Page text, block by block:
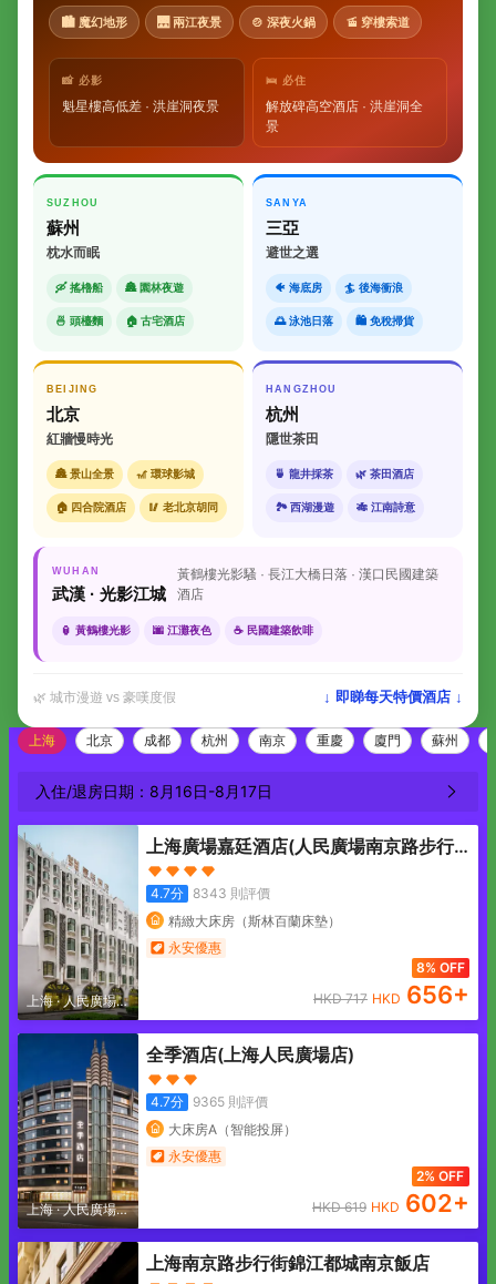
🏙 魔幻地形 🌉 兩江夜景 🍲 深夜火鍋 🚡 穿樓索道
📸 必影
魁星樓高低差 · 洪崖洞夜景
🛌 必住
解放碑高空酒店 · 洪崖洞全
景
SUZHOU
蘇州
枕水而眠
🛶 搖櫓船 🏯 園林夜遊
🍜 頭檯麵 🏠 古宅酒店
SANYA
三亞
避世之選
🐠 海底房 🏄 後海衝浪
🌅 泳池日落 🛍 免稅掃貨
BEIJING
北京
紅牆慢時光
🏯 景山全景 🎢 環球影城
🏠 四合院酒店 🥢 老北京胡同
HANGZHOU
杭州
隱世茶田
🍵 龍井採茶 🌿 茶田酒店
🏞 西湖漫遊 🎋 江南詩意
WUHAN
武漢 · 光影江城
黃鶴樓光影騷 · 長江大橋日落 · 漢口民國建築
酒店
🏮 黃鶴樓光影 🌆 江灘夜色 ☕ 民國建築飲啡
🌿 城市漫遊 vs 豪嘆度假 ↓ 即睇每天特價酒店 ↓
上海 北京 成都 杭州 南京 重慶 廈門 蘇州
入住/退房日期： 8月16日-8月17日
上海·人民廣場地
區
上海廣場嘉廷酒店(人民廣場南京路步行
街店)
4.7分 8343 則評價
精緻大床房（斯林百蘭床墊）
永安優惠
8% OFF
HKD717 HKD 656+
上海·人民廣場地
區
全季酒店(上海人民廣場店)
4.7分 9365則評價
大床房A（智能投屏）
永安優惠
2% OFF
HKD619 HKD 602+
上海南京路步行街錦江都城南京飯店